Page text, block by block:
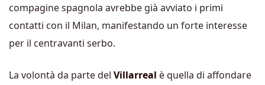
compagine spagnola avrebbe già avviato i primi
contatti con il Milan, manifestando un forte interesse
per il centravanti serbo.
La volontà da parte del Villarreal è quella di affondare